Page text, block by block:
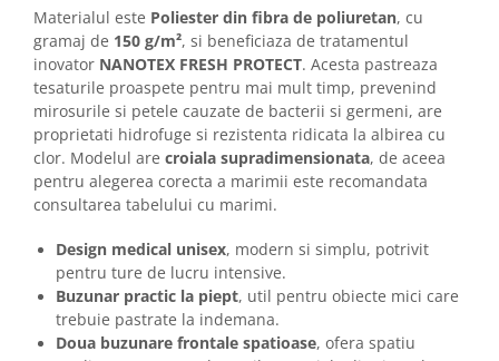
Impermeabile
Veste
Reflectorizante
Incaltaminte
Incaltaminte de lucru si protectie
Incaltaminte de oras si munte
Echipamente medicale
Accesorii pentru protectia capului
Casti de protectie
Antifoane
Ochelari de protectie si viziere
Materialul este Poliester din fibra de poliuretan, cu
gramaj de 150 g/m², si beneficiaza de tratamentul
inovator NANOTEX FRESH PROTECT. Acesta pastreaza
tesaturile proaspete pentru mai mult timp, prevenind
mirosurile si petele cauzate de bacterii si germeni, are
proprietati hidrofuge si rezistenta ridicata la albirea cu
clor. Modelul are croiala supradimensionata, de aceea
pentru alegerea corecta a marimii este recomandata
consultarea tabelului cu marimi.
Design medical unisex, modern si simplu, potrivit
pentru ture de lucru intensive.
Buzunar practic la piept, util pentru obiecte mici care
trebuie pastrate la indemana.
Doua buzunare frontale spatioase, ofera spatiu